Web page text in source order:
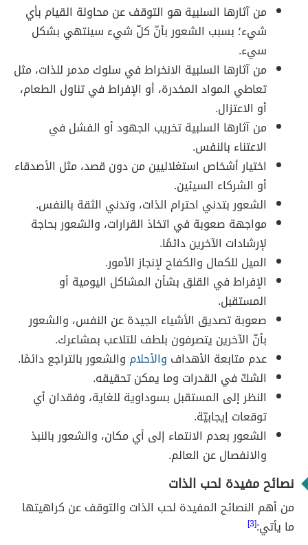
من آثارها السلبية هو التوقف عن محاولة القيام بأي
شيء؛ بسبب الشعور بأنّ كلّ شيء سينتهي بشكل
سيء.
من آثارها السلبية الانخراط في سلوك مدمر للذات، مثل
تعاطي المواد المخدرة، أو الإفراط في تناول الطعام،
أو الاعتزال.
من آثارها السلبية تخريب الجهود أو الفشل في
الاعتناء بالنفس.
اختيار أشخاص استغلاليين من دون قصد، مثل الأصدقاء
أو الشركاء السيئين.
الشعور بتدني احترام الذات، وتدني الثقة بالنفس.
مواجهة صعوبة في اتخاذ القرارات، والشعور بحاجة
لإرشادات الآخرين دائمًا.
الميل للكمال والكفاح لإنجاز الأمور.
الإفراط في القلق بشأن المشاكل اليومية أو
المستقبل.
صعوبة تصديق الأشياء الجيدة عن النفس، والشعور
بأنّ الآخرين يتصرفون بلطف للتلاعب بمشاعرك.
عدم متابعة الأهداف والأحلام والشعور بالتراجع دائمًا.
الشكّ في القدرات وما يمكن تحقيقه.
النظر إلى المستقبل بسوداوية للغاية، وفقدان أي
توقعات إيجابيّة.
الشعور بعدم الانتماء إلى أي مكان، والشعور بالنبذ
والانفصال عن العالم.
نصائح مفيدة لحب الذات
من أهم النصائح المفيدة لحب الذات والتوقف عن كراهيتها
ما يأتي:[3]